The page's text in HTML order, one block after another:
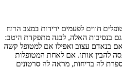
חווים לפעמים ירידות במצב הרוח
גם בנסיבות האלה, לבנה מתפקדת היטב:
בנאדם עצוב ואפילו אם למטופל קשה
להבין אותו. אם לאחת המטופלות
לה בדיחות, מראה לה סרטונים